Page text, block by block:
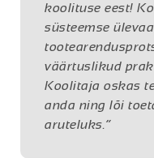
koolituse eest!
süsteemse
väärtuslikud
Koolitaja oskas
anda ning lõi
aruteluks.“